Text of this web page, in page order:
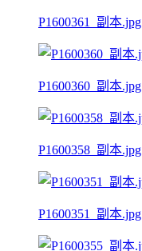
P1600361_副本.jpg
P1600360_副本.jpg
P1600358_副本.jpg
P1600351_副本.jpg